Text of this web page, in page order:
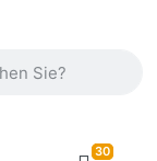
30